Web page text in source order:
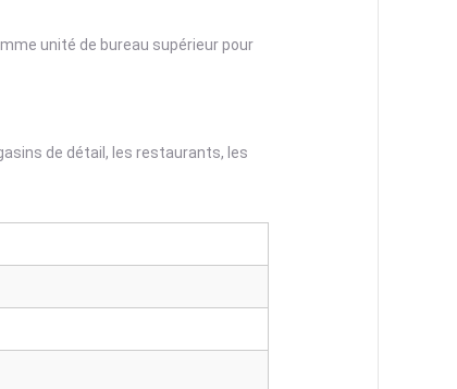
unité de bureau supérieur pour
de détail, les restaurants, les